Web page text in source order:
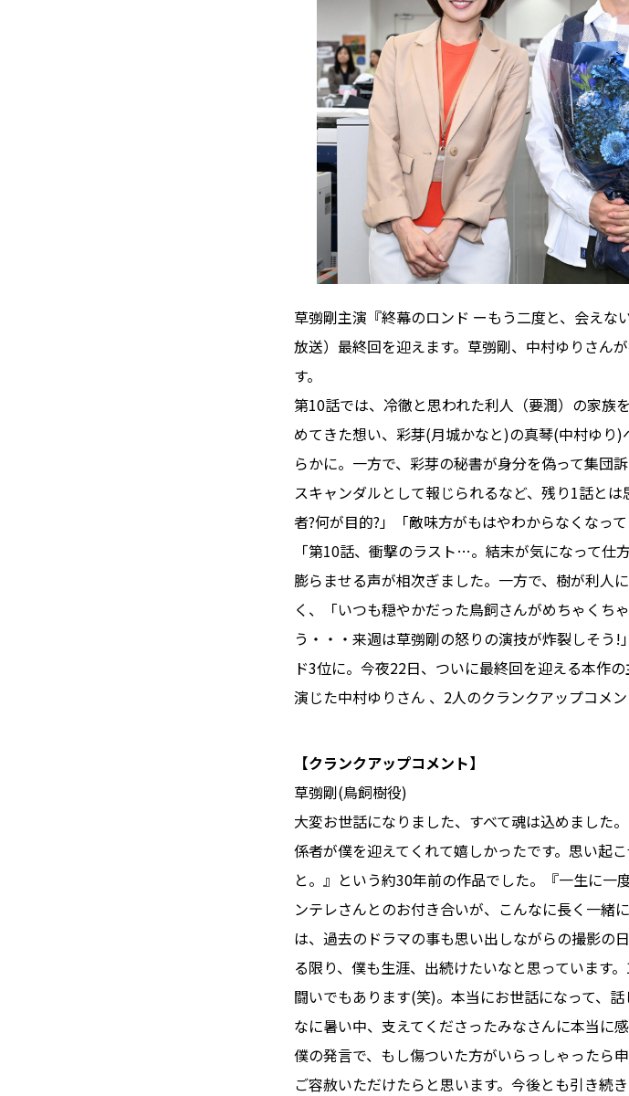
草彅剛主演『終幕のロンド ーもう二度と、会え
放送）最終回を迎えます。草彅剛、中村ゆりさん
す。
第10話では、冷徹と思われた利人（要潤）の家族
めてきた想い、彩芽(月城かなと)の真琴(中村ゆり
らかに。一方で、彩芽の秘書が身分を偽って集団
スキャンダルとして報じられるなど、残り1話と
者?何が目的?」「敵味方がもはやわからなくなっ
「第10話、衝撃のラスト…。結末が気になって仕
膨らませる声が相次ぎました。一方で、樹が利人
く、「いつも穏やかだった鳥飼さんがめちゃくち
う・・・来週は草彅剛の怒りの演技が炸裂しそう
ド3位に。今夜22日、ついに最終回を迎える本作
演じた中村ゆりさん 、2人のクランクアップコメン
【クランクアップコメント】
草彅剛(鳥飼樹役)
大変お世話になりました、すべて魂は込めました
係者が僕を迎えてくれて嬉しかったです。思い起
と。』という約30年前の作品でした。『一生に一
ンテレさんとのお付き合いが、こんなに長く一緒
は、過去のドラマの事も思い出しながらの撮影の
る限り、僕も生涯、出続けたいなと思っています
闘いでもあります(笑)。本当にお世話になって、
なに暑い中、支えてくださったみなさんに本当に
僕の発言で、もし傷ついた方がいらっしゃったら
ご容赦いただけたらと思います。今後とも引き続